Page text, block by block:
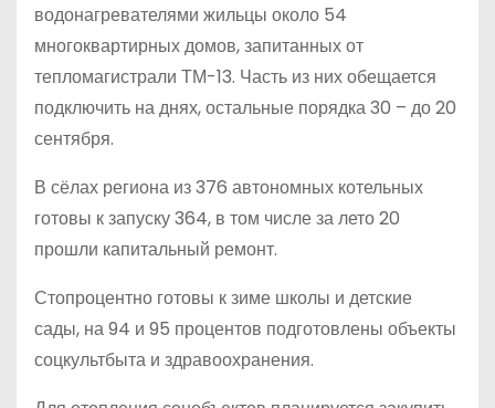
водонагревателями жильцы около 54
многоквартирных домов, запитанных от
тепломагистрали ТМ-13. Часть из них обещается
подключить на днях, остальные порядка 30 – до 20
сентября.
В сёлах региона из 376 автономных котельных
готовы к запуску 364, в том числе за лето 20
прошли капитальный ремонт.
Стопроцентно готовы к зиме школы и детские
сады, на 94 и 95 процентов подготовлены объекты
соцкультбыта и здравоохранения.